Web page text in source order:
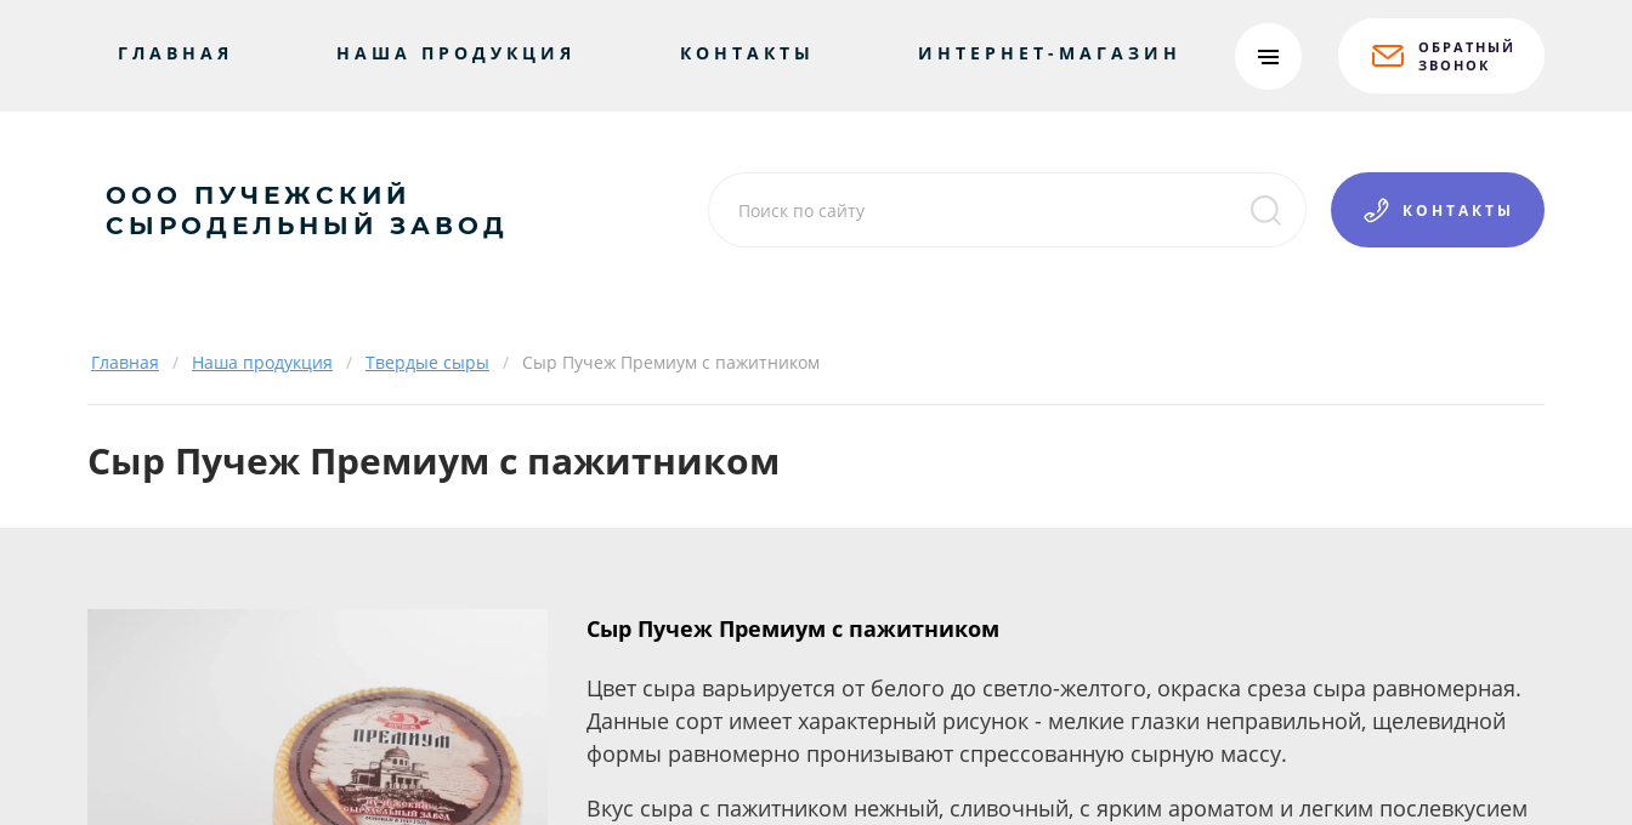
ГЛАВНАЯ НАША ПРОДУКЦИЯ КОНТАКТЫ ИНТЕРНЕТ-МАГАЗИН
ОБРАТНЫЙ
ЗВОНОК
ООО ПУЧЕЖСКИЙ
СЫРОДЕЛЬНЫЙ ЗАВОД
КОНТАКТЫ
Главная / Наша продукция / Твердые сыры / Сыр Пучеж Премиум с пажитником
Сыр Пучеж Премиум с пажитником
Сыр Пучеж Премиум с пажитником
Цвет сыра варьируется от белого до светло-желтого, окраска среза сыра равномерная.
Данные сорт имеет характерный рисунок - мелкие глазки неправильной, щелевидной
формы равномерно пронизывают спрессованную сырную массу.
Вкус сыра с пажитником нежный, сливочный, с ярким ароматом и легким послевкусием